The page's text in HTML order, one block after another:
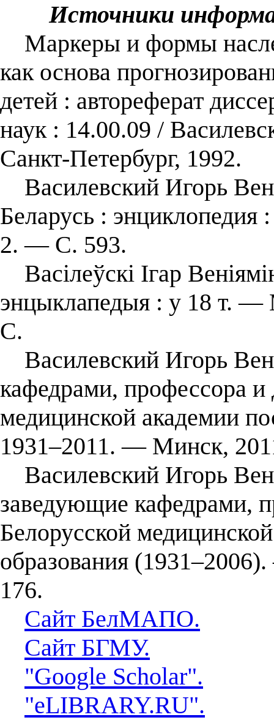
Источники
Маркеры и формы
как основа
детей : автореферат
наук : 14.00.09 /
Санкт-Петербург, 1992.
Василевский Игорь
Беларусь :
2. — С. 593.
Васілеўскі Ігар
энцыклапедыя : у 18 т.
С.
Василевский Игорь
кафедрами, профессора и
медицинской академии
1931–2011. — Минск,
Василевский Игорь
заведующие кафедрами,
Белорусской
образования
176.
Сайт БелМАПО.
Сайт БГМУ.
"Google Scholar".
"eLIBRARY.RU".